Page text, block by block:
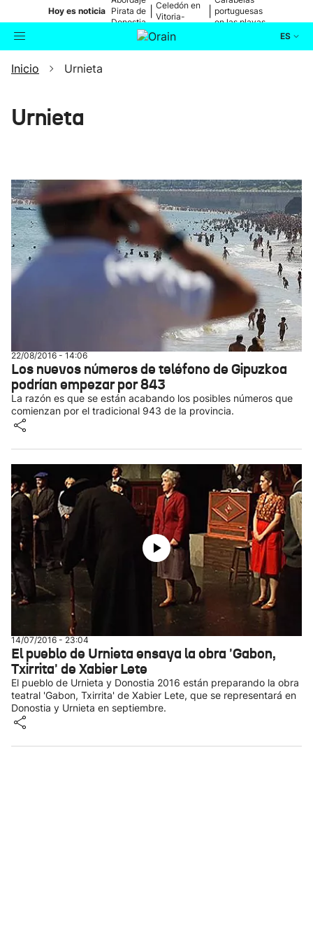
Hoy es noticia Pirata de
Donostia
Celedón en
Vitoria-
portuguesas
en las playas
ES
Buscador
Ikusmiran
Eguraldia
Inicio Urnieta
Urnieta
22/08/2016 - 14:06
Los nuevos números de teléfono de Gipuzkoa
podrían empezar por 843
La razón es que se están acabando los posibles números que
comienzan por el tradicional 943 de la provincia.
14/07/2016 - 23:04
El pueblo de Urnieta ensaya la obra 'Gabon,
Txirrita' de Xabier Lete
El pueblo de Urnieta y Donostia 2016 están preparando la obra
teatral 'Gabon, Txirrita' de Xabier Lete, que se representará en
Donostia y Urnieta en septiembre.